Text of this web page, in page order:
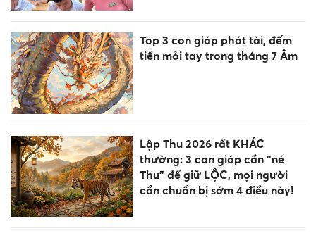
Top 3 con giáp phát tài, đếm
tiền mỏi tay trong tháng 7 Âm
Lập Thu 2026 rất KHÁC
thường: 3 con giáp cần "né
Thu" để giữ LỘC, mọi người
cần chuẩn bị sớm 4 điều này!